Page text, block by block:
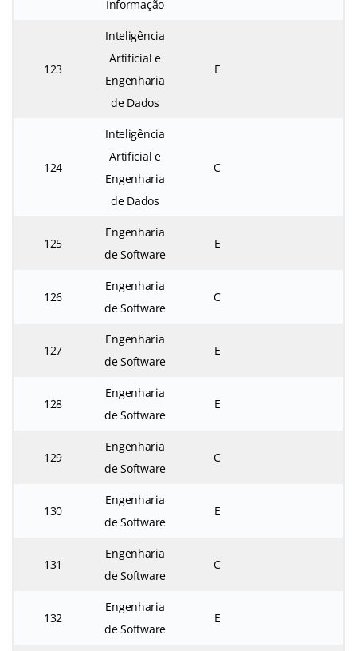
Informação
123
Inteligência
Artificial e
Engenharia
de Dados
E
124
Inteligência
Artificial e
Engenharia
de Dados
C
125
Engenharia
de Software
E
126
Engenharia
de Software
C
127
Engenharia
de Software
E
128
Engenharia
de Software
E
129
Engenharia
de Software
C
130
Engenharia
de Software
E
131
Engenharia
de Software
C
132
Engenharia
de Software
E